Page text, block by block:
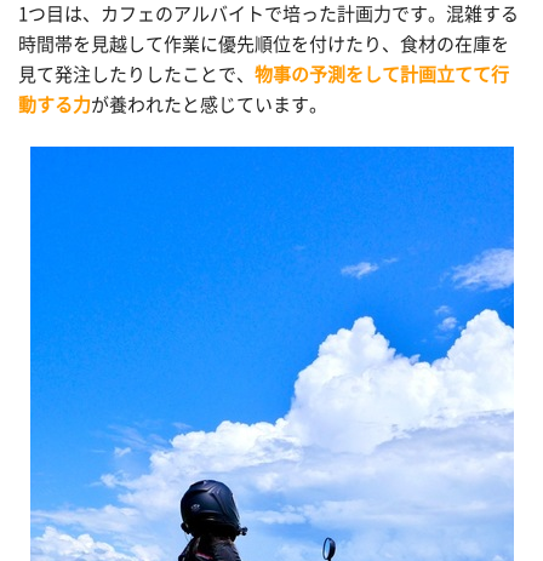
1つ目は、カフェのアルバイトで培った計画力です。混雑する
時間帯を見越して作業に優先順位を付けたり、食材の在庫を
見て発注したりしたことで、 物事の予測をして計画立てて行
動する力が養われたと感じています。